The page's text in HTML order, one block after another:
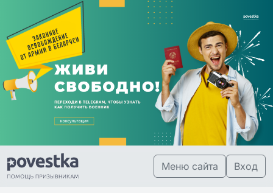
Меню сайта Вход